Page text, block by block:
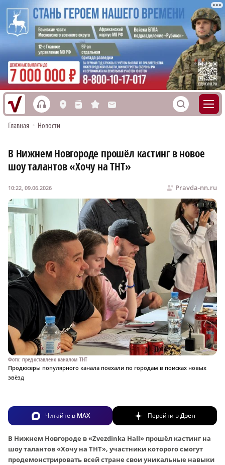
h L n s M S
Главная • Новости
В Нижнем Новгороде прошёл кастинг в новое
шоу талантов «Хочу на ТНТ»
Pravda-nn.ru
10:22, 09.06.2026
Фото: предоставлено каналом ТНТ
Продюсеры популярного канала поехали по городам в поисках новых
звёзд
Читайте в MAX Перейти вДзен
В Нижнем Новгороде в «Zvezdinka Hall» прошёл кастинг на
шоу талантов «Хочу на ТНТ», участники которого смогут
продемонстрировать всей стране свои уникальные навыки